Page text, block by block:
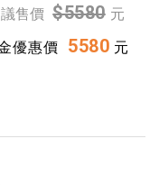
售價 $5580 元
優惠價
5580 元